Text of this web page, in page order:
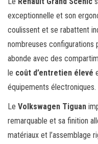
exceptionnelle et son
coulissent et se rabattent
nombreuses configurations
abonde avec des
le coût d’entretien élevé
équipements électroniques.
Le Volkswagen Tiguan
remarquable et sa finition
matériaux et l’assemblage